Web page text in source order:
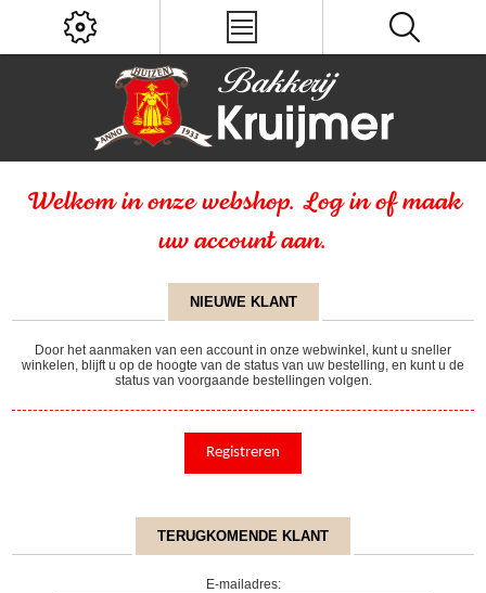
Welkom in onze webshop. Log in of maak
uw account aan.
NIEUWE KLANT
Door het aanmaken van een account in onze webwinkel, kunt u sneller
winkelen, blijft u op de hoogte van de status van uw bestelling, en kunt u de
status van voorgaande bestellingen volgen.
TERUGKOMENDE KLANT
E-mailadres: